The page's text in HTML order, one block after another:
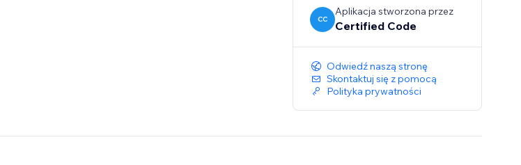
CC
Aplikacja stworzona przez
Certified Code
Odwiedź naszą stronę
Skontaktuj się z pomocą
Polityka prywatności